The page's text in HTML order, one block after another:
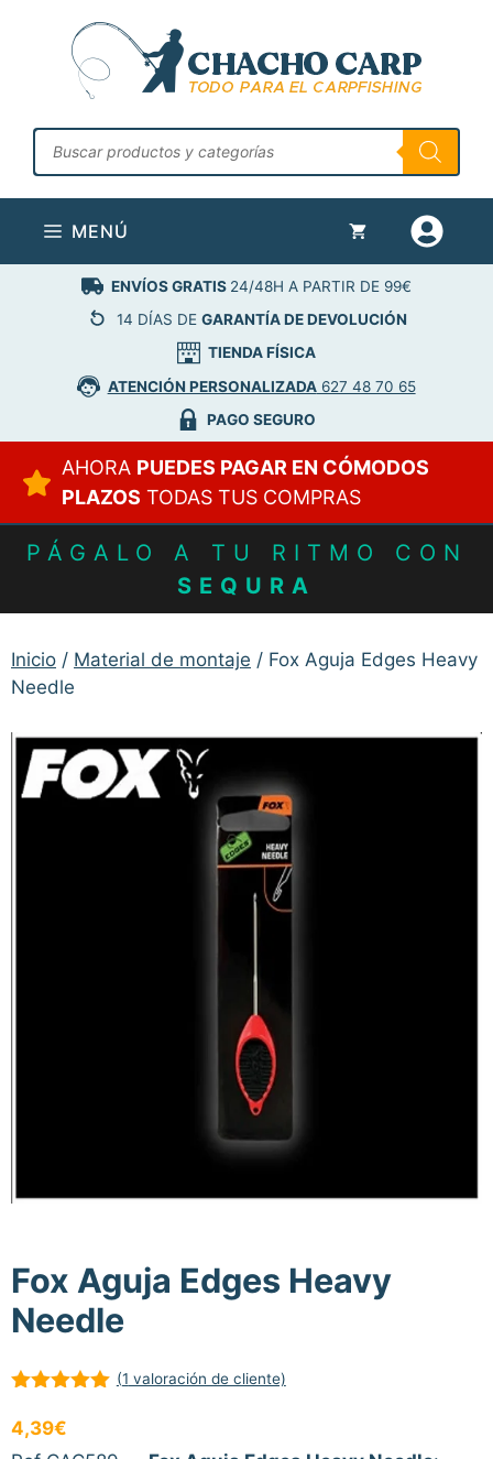
contenido
Búsqueda
de
productos
MENÚ
ENVÍOS GRATIS 24/48H A PARTIR DE 99€
14 DÍAS DE GARANTÍA DE DEVOLUCIÓN
TIENDA FÍSICA
ATENCIÓN PERSONALIZADA627 48 70 65
PAGO SEGURO
AHORA PUEDES PAGAR EN CÓMODOS
PLAZOS TODAS TUS COMPRAS
PÁGALO A TU RITMO CON
SEQURA
Inicio / Material de montaje / Fox Aguja Edges Heavy
Needle
Fox Aguja Edges Heavy
Needle
(1 valoración de cliente)
4,39€